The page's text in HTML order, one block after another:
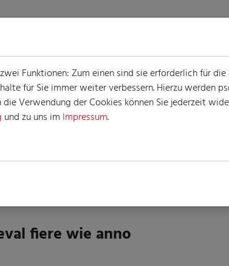
fiere wie anno
Funktionen: Zum einen sind sie erforderlich für
für Sie immer weiter verbessern. Hierzu werden
Verwendung der Cookies können Sie jederzeit
und zu uns im Impressum.